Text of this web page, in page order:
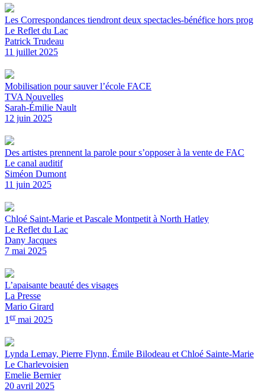
Les Correspondances tiendront deux spectacles-bénéfice hors prog
Le Reflet du Lac
Patrick Trudeau
11 juillet 2025
Mobilisation pour sauver l’école FACE
TVA Nouvelles
Sarah-Émilie Nault
12 juin 2025
Des artistes prennent la parole pour s’opposer à la vente de FAC
Le canal auditif
Siméon Dumont
11 juin 2025
Chloé Saint-Marie et Pascale Montpetit à North Hatley
Le Reflet du Lac
Dany Jacques
7 mai 2025
L’apaisante beauté des visages
La Presse
Mario Girard
1 ermai 2025
Lynda Lemay, Pierre Flynn, Émile Bilodeau et Chloé Sainte-Marie
Le Charlevoisien
Emelie Bernier
20 avril 2025